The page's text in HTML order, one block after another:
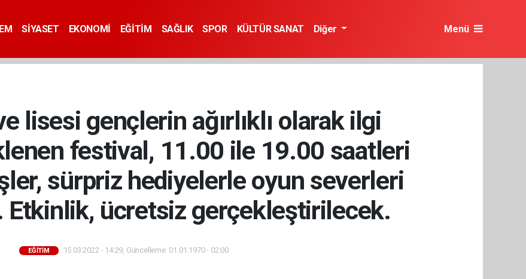
SİYASET EKONOMİ EĞİTİM SAĞLIK SPOR KÜLTÜR SANAT Diğer Menü
lisesi gençlerin ağırlıklı olarak ilgi
festival, 11.00 ile 19.00 saatleri
sürpriz hediyelerle oyun severleri
Etkinlik, ücretsiz gerçekleştirilecek.
EĞİTİM 15.03.2022 - 14:29, Güncelleme: 01.01.1970 - 02:00